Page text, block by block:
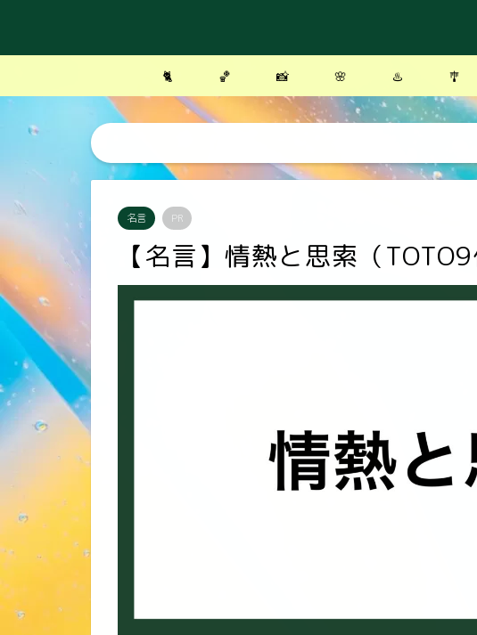
🐈 🏀 📸 🌸 ♨️ 🎐
名言 PR
【名言】情熱と思索（